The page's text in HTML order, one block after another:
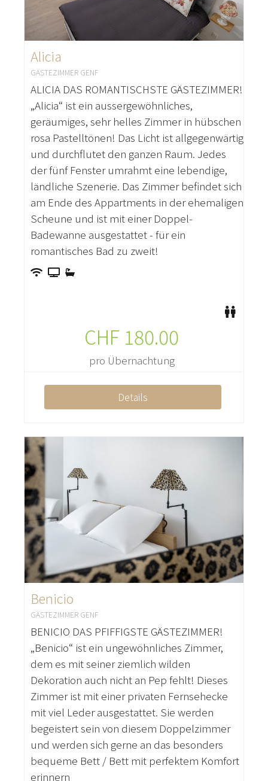
Alicia
GÄSTEZIMMER GENF
ALICIA DAS ROMANTISCHSTE GÄSTEZIMMER!
„Alicia“ ist ein aussergewöhnliches,
geräumiges, sehr helles Zimmer in hübschen
rosa Pastelltönen! Das Licht ist allgegenwärtig
und durchflutet den ganzen Raum. Jedes
der fünf Fenster umrahmt eine lebendige,
ländliche Szenerie. Das Zimmer befindet sich
am Ende des Appartments in der ehemaligen
Scheune und ist mit einer Doppel-
Badewanne ausgestattet - für ein
romantisches Bad zu zweit!
CHF 180.00
pro Übernachtung
Details
Benicio
GÄSTEZIMMER GENF
BENICIO DAS PFIFFIGSTE GÄSTEZIMMER!
„Benicio“ ist ein ungewöhnliches Zimmer,
dem es mit seiner ziemlich wilden
Dekoration auch nicht an Pep fehlt! Dieses
Zimmer ist mit einer privaten Fernsehecke
mit viel Leder ausgestattet. Sie werden
begeistert sein von diesem Doppelzimmer
und werden sich gerne an das besonders
bequeme Bett / Bett mit perfektem Komfort
erinnern